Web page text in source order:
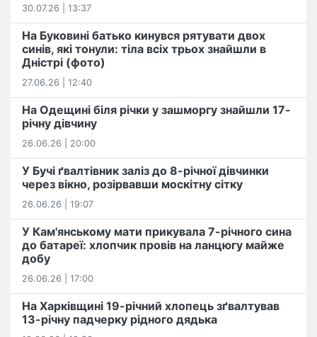
30.07.26 | 13:37
На Буковині батько кинувся рятувати двох
синів, які тонули: тіла всіх трьох знайшли в
Дністрі (фото)
27.06.26 | 12:40
На Одещині біля річки у зашморгу знайшли 17-
річну дівчину
26.06.26 | 20:00
У Бучі ґвалтівник заліз до 8-річної дівчинки
через вікно, розірвавши москітну сітку
26.06.26 | 19:07
У Кам'янському мати прикувала 7-річного сина
до батареї: хлопчик провів на ланцюгу майже
добу
26.06.26 | 17:00
На Харківщині 19-річний хлопець​ ️зґвалтував
13-річну падчерку рідного дядька